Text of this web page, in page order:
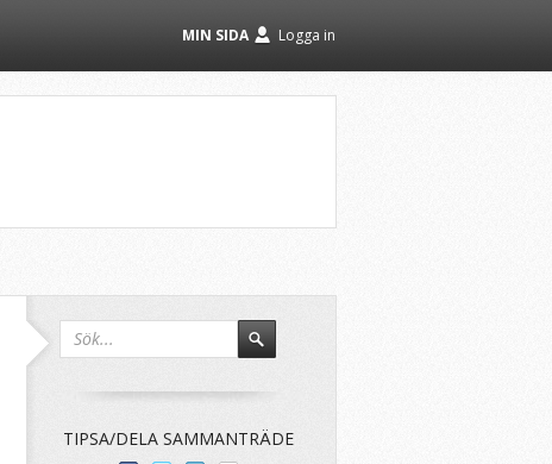
Logga in
MIN SIDA
TIPSA/DELA SAMMANTRÄDE